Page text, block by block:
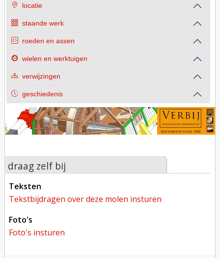
locatie
staande werk
roeden en assen
wielen en werktuigen
verwijzingen
geschiedenis
draag zelf bij
teksten
tekstbijdragen over deze molen insturen
foto's
foto's insturen